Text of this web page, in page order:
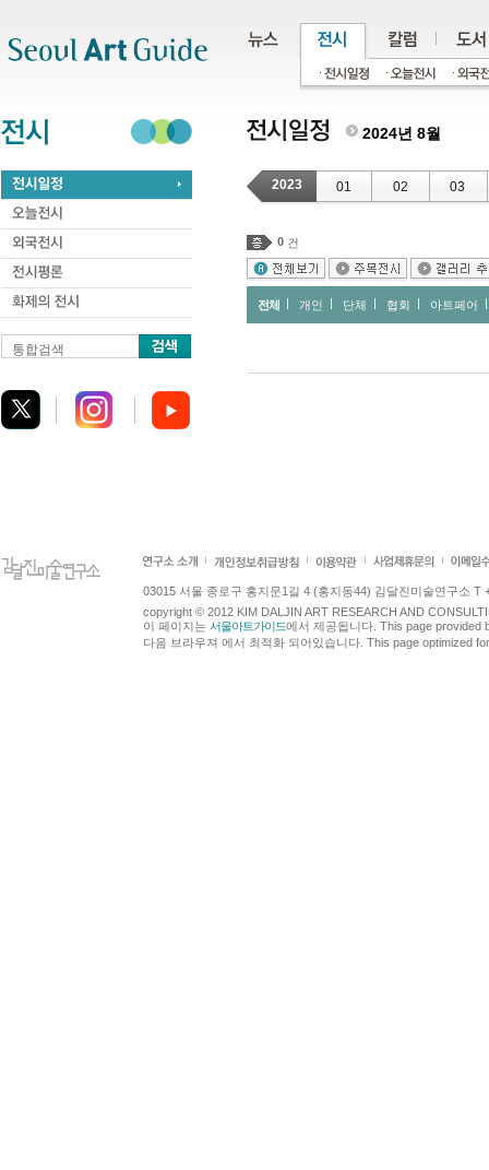
통합검색
2024년 8월
2023 01 02 03
0 건
전체 개인 단체 협회 아트페어
03015 서울 종로구 홍지문1길 4 (홍지동44) 김달진미술연구소 T
copyright © 2012 KIM DALJIN ART RESEARCH AND
이 페이지는 서울아트가이드에서 제공됩니다. This page provided
다음 브라우져 에서 최적화 되어있습니다. This page optimized